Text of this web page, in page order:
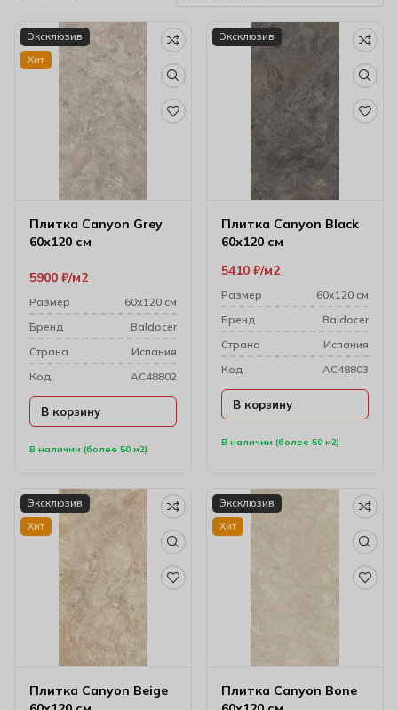
Эксклюзив
Хит
Плитка Canyon Grey
60х120 см
В наличии (более 50 м2)
5900 ₽ м2
Размер
60х120 см
Бренд
Baldocer
Cтрана
Испания
Код
AC48802
В корзину
Эксклюзив
Плитка Canyon Black
60х120 см
В наличии (более 50 м2)
5410 ₽ м2
Размер
60х120 см
Бренд
Baldocer
Cтрана
Испания
Код
AC48803
В корзину
Эксклюзив
Хит
Плитка Canyon Beige
Эксклюзив
Хит
Плитка Canyon Bone